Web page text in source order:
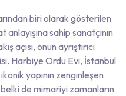
biri olarak gösterilen
anlayışına sahip sanatçının
açısı, onun ayrıştırıcı
Harbiye Ordu Evi, İstanbul
yapının zenginleşen
de mimariyi zamanların